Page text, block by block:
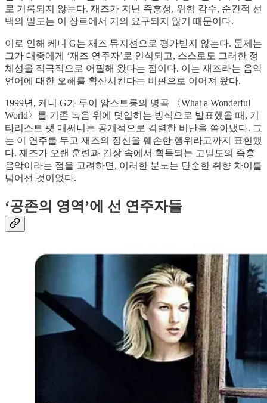
로 기록되지 않는다. 재즈가 지닌 즉흥성, 위험 감수, 순간적 선
택의 밀도는 이 장르에서 거의 요구되지 않기 때문이다.
이로 인해 케니 G는 재즈 뮤지션으로 평가받지 않는다. 문제는
그가 대중에게 ‘재즈 연주자’로 인식되고, 스스로도 그러한 정
체성을 적극적으로 어필해 왔다는 점이다. 이는 재즈라는 음악
언어에 대한 오해를 확산시킨다는 비판으로 이어져 왔다.
1999년, 케니 G가 루이 암스트롱의 명곡 〈What a Wonderful
World〉를 기존 녹음 위에 덧입히는 방식으로 발표했을 때, 기
타리스트 팻 매써니는 공개적으로 격렬한 비난을 쏟아냈다. 그
는 이 연주를 두고 재즈의 정신을 훼손한 행위라고까지 표현했
다. 재즈가 오랜 훈련과 긴장 속에서 획득되는 고밀도의 즉흥
음악이라는 점을 고려하면, 이러한 분노는 단순한 취향 차이를
넘어선 것이었다.
‘공존의 영역’에 선 연주자들